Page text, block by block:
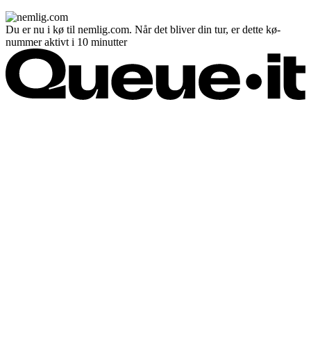
Du er nu i kø til nemlig.com. Når det bliver din tur, er dette kø-
nummer aktivt i 10 minutter